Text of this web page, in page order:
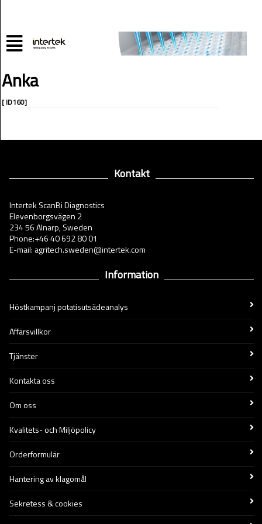
Anka
[ ID160]
Kontakt
Intertek ScanBi Diagnostics
Elevenborgsvägen 2
234 56 Alnarp, Sweden
Phone:+46 40 692 80 01
E-mail: agritech.sweden@intertek.com
Information
Höstkampanj potatisutsädeanalys
Affärsvillkor
Tjänster
Kontakta oss
Om oss
Kvalitets- och Miljöpolicy
Orderformulär
Hantering av klagomål
Sekretess & cookies